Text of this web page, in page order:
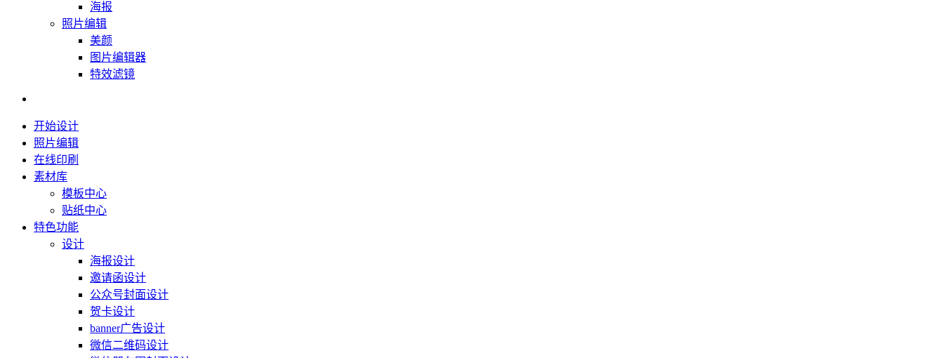
海报
照片编辑
美颜
图片编辑器
特效滤镜
开始设计
照片编辑
在线印刷
素材库
模板中心
贴纸中心
特色功能
设计
海报设计
邀请函设计
公众号封面设计
贺卡设计
banner广告设计
微信二维码设计